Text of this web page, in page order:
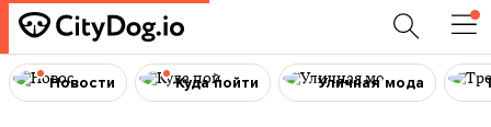
Новости Куда пойти Уличная мода